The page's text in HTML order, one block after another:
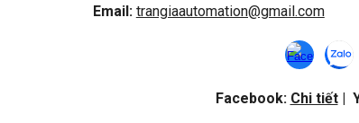
Email: trangiaautomation@gmail.com
Facebook: Chi tiết|